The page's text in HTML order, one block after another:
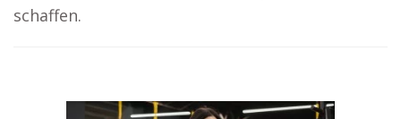
schaffen.